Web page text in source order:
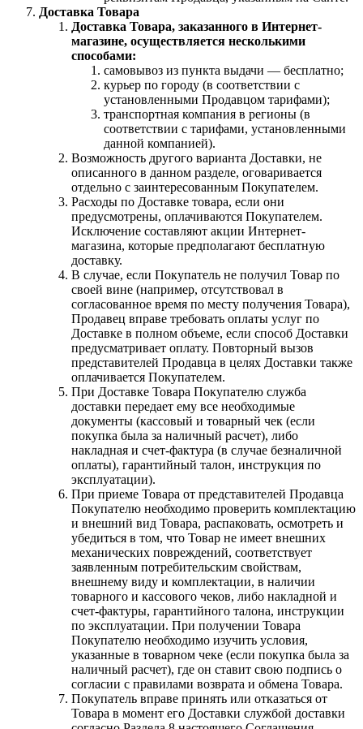
Доставка Товара
Доставка Товара, заказанного в Интернет-
магазине, осуществляется несколькими
способами:
самовывоз из пункта выдачи — бесплатно;
курьер по городу (в соответствии с
установленными Продавцом тарифами);
транспортная компания в регионы (в
соответствии с тарифами, установленными
данной компанией).
Возможность другого варианта Доставки, не
описанного в данном разделе, оговаривается
отдельно с заинтересованным Покупателем.
Расходы по Доставке товара, если они
предусмотрены, оплачиваются Покупателем.
Исключение составляют акции Интернет-
магазина, которые предполагают бесплатную
доставку.
В случае, если Покупатель не получил Товар по
своей вине (например, отсутствовал в
согласованное время по месту получения Товара),
Продавец вправе требовать оплаты услуг по
Доставке в полном объеме, если способ Доставки
предусматривает оплату. Повторный вызов
представителей Продавца в целях Доставки также
оплачивается Покупателем.
При Доставке Товара Покупателю служба
доставки передает ему все необходимые
документы (кассовый и товарный чек (если
покупка была за наличный расчет), либо
накладная и счет-фактура (в случае безналичной
оплаты), гарантийный талон, инструкция по
эксплуатации).
При приеме Товара от представителей Продавца
Покупателю необходимо проверить комплектацию
и внешний вид Товара, распаковать, осмотреть и
убедиться в том, что Товар не имеет внешних
механических повреждений, соответствует
заявленным потребительским свойствам,
внешнему виду и комплектации, в наличии
товарного и кассового чеков, либо накладной и
счет-фактуры, гарантийного талона, инструкции
по эксплуатации. При получении Товара
Покупателю необходимо изучить условия,
указанные в товарном чеке (если покупка была за
наличный расчет), где он ставит свою подпись о
согласии с правилами возврата и обмена Товара.
Покупатель вправе принять или отказаться от
Товара в момент его Доставки службой доставки